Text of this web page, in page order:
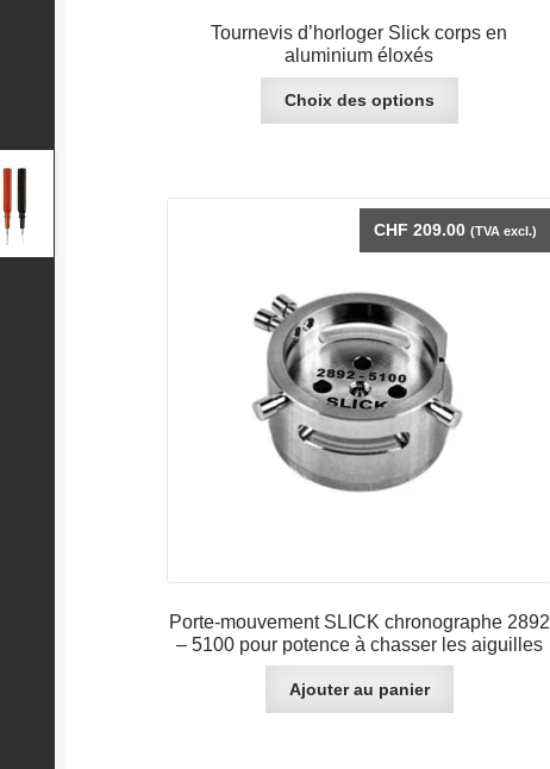
Tournevis d’horloger Slick corps en
aluminium éloxés
Choix des options
variations.
Les
du
Porte-mouvement SLICK chronographe 2892
– 5100 pour potence à chasser les aiguilles
CHF 209.00 (TVA excl.)
Ajouter au panier